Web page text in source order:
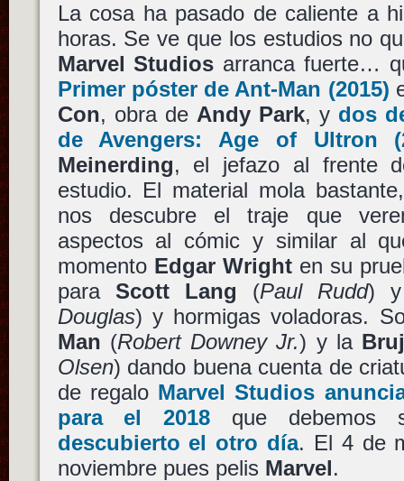
La cosa ha pasado de caliente a
horas. Se ve que los estudios no
Marvel Studios arranca fuerte…
Primer póster de Ant-Man (2015)
Con, obra de Andy Park, y dos
de Avengers: Age of Ultron
Meinerding, el jefazo al frente
estudio. El material mola
nos descubre el traje que
aspectos al cómic y similar al
momento Edgar Wrighten su
para Scott Lang (Paul Rudd)
Douglas) y hormigas voladoras.
Man (Robert Downey Jr.) y la
Olsen) dando buena cuenta de
de regalo Marvel Studios
para el 2018 que
descubierto el otro día. El 4 de
noviembre pues pelis Marvel.